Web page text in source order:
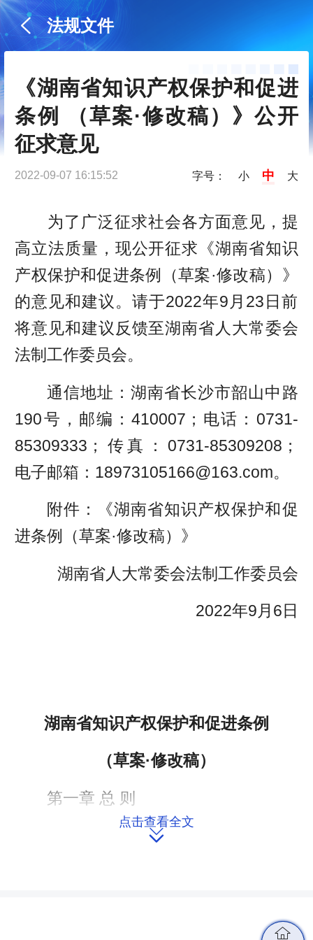
法规文件
《湖南省知识产权保护和促进
条例 （草案·修改稿）》公开
征求意见
2022-09-07 16:15:52 字号： 小 中 大
为了广泛征求社会各方面意见，提
高立法质量，现公开征求《湖南省知识
产权保护和促进条例（草案·修改稿）》
的意见和建议。请于2022年9月23日前
将意见和建议反馈至湖南省人大常委会
法制工作委员会。
通信地址：湖南省长沙市韶山中路
190号，邮编：410007；电话：0731-
85309333；传真：0731-85309208；
电子邮箱：18973105166@163.com。
附件：《湖南省知识产权保护和促
进条例（草案·修改稿）》
湖南省人大常委会法制工作委员会
2022年9月6日
湖南省知识产权保护和促进条例
（草案·修改稿）
第一章 总 则
第一条【立法目的】为了加强知识
省建设，根据有关法律、行政法规，结
点击查看全文
